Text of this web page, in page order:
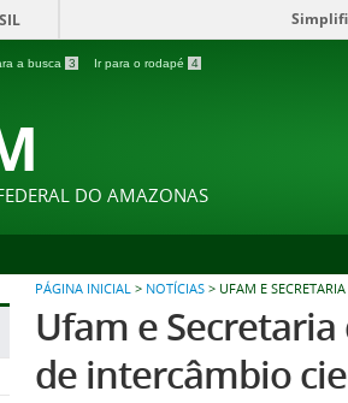
a busca 3 Ir para o rodapé 4
DO AMAZONAS
PÁGINA INICIAL > NOTÍCIAS > UFAM E
Ufam e
de intercâmbio